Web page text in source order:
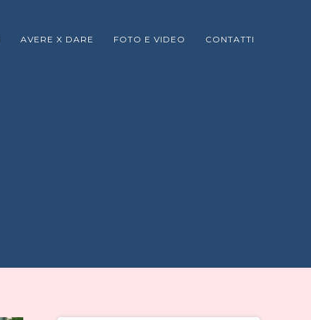
AVERE X DARE FOTO E VIDEO CONTATTI